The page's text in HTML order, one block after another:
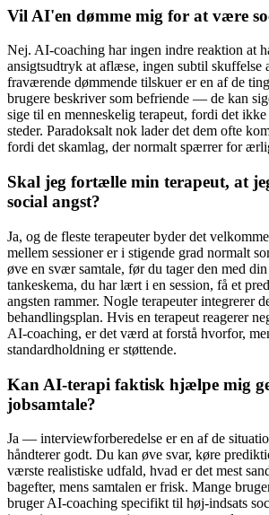
Vil AI'en dømme mig for at være
Nej. AI-coaching har ingen indre reaktion at
ansigtsudtryk at aflæse, ingen subtil skuffelse
fraværende dømmende tilskuer er en af de
brugere beskriver som befriende — de kan
sige til en menneskelig terapeut, fordi det
steder. Paradoksalt nok lader det dem ofte
fordi det skamlag, der normalt spærrer for
Skal jeg fortælle min terapeut, at
social angst?
Ja, og de fleste terapeuter byder det
mellem sessioner er i stigende grad normalt
øve en svær samtale, før du tager den med
tankeskema, du har lært i en session, få et
angsten rammer. Nogle terapeuter integrerer
behandlingsplan. Hvis en terapeut reagerer
AI-coaching, er det værd at forstå hvorfor,
standardholdning er støttende.
Kan AI-terapi faktisk hjælpe mig
jobsamtale?
Ja — interviewforberedelse er en af de
håndterer godt. Du kan øve svar, køre
værste realistiske udfald, hvad er det mest
bagefter, mens samtalen er frisk. Mange
bruger AI-coaching specifikt til høj-indsats